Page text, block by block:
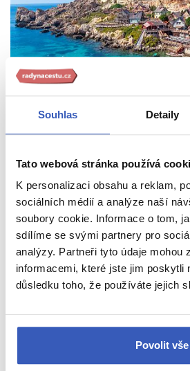
Souhlas Detaily
Tato webová stránka používá
K personalizaci obsahu a reklam,
sociálních médií a analýze naší
soubory cookie. Informace o tom,
sdílíme se svými partnery pro
analýzy. Partneři tyto údaje mohou
informacemi, které jste jim poskytli
důsledku toho, že používáte jejich
Povolit vše